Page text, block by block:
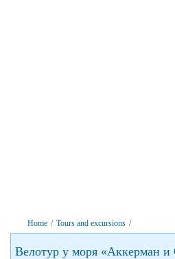
Home / Tours and excursions /
Велотур у моря «Аккерман и